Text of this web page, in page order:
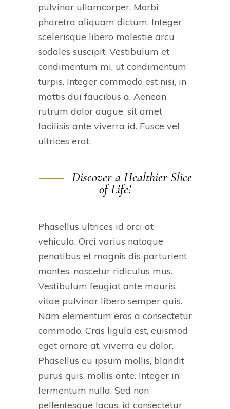
pulvinar ullamcorper. Morbi
pharetra aliquam dictum. Integer
scelerisque libero molestie arcu
sodales suscipit. Vestibulum et
condimentum mi, ut condimentum
turpis. Integer commodo est nisi, in
mattis dui faucibus a. Aenean
rutrum dolor augue, sit amet
facilisis ante viverra id. Fusce vel
ultrices erat.
Discover a Healthier Slice
of Life!
Phasellus ultrices id orci at
vehicula. Orci varius natoque
penatibus et magnis dis parturient
montes, nascetur ridiculus mus.
Vestibulum feugiat ante mauris,
vitae pulvinar libero semper quis.
Nam elementum eros a consectetur
commodo. Cras ligula est, euismod
eget ornare at, viverra eu dolor.
Phasellus eu ipsum mollis, blandit
purus quis, mollis ante. Integer in
fermentum nulla. Sed non
pellentesque lacus, id consectetur